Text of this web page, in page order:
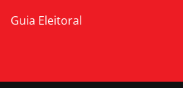
Guia Eleitoral